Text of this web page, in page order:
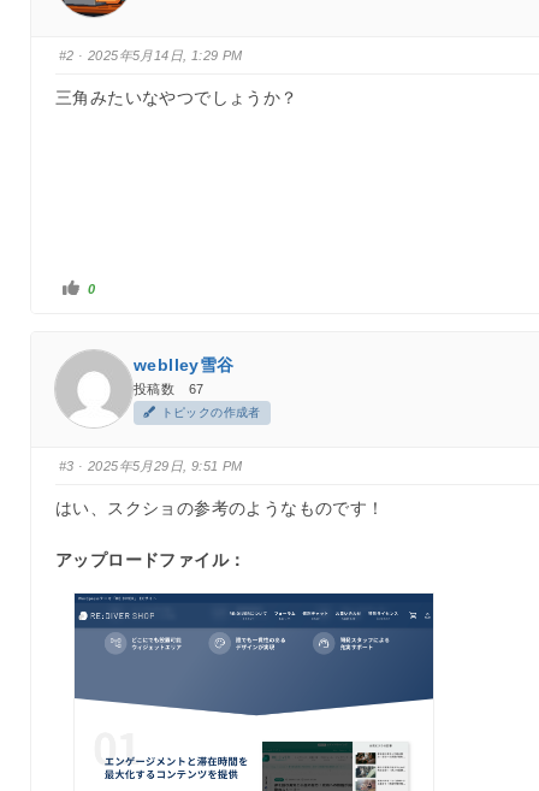
#2 · 2025年5月14日, 1:29 PM
三角みたいなやつでしょうか？
い
い
ク
ッ
0
weblley雪谷
投稿数 67
トピックの作成者
#3 · 2025年5月29日, 9:51 PM
はい、スクショの参考のようなものです！
アップロードファイル：